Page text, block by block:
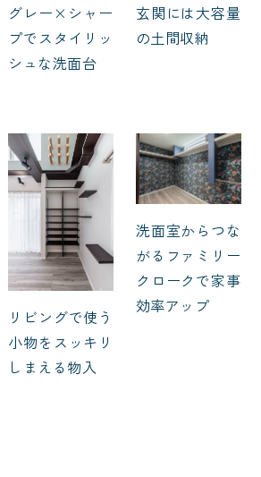
グレー×シャー
プでスタイリッ
シュな洗面台
玄関には大容量
の土間収納
リビングで使う
小物をスッキリ
しまえる物入
洗面室からつな
がるファミリー
クロークで家事
効率アップ